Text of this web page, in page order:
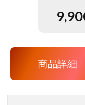
商品詳細